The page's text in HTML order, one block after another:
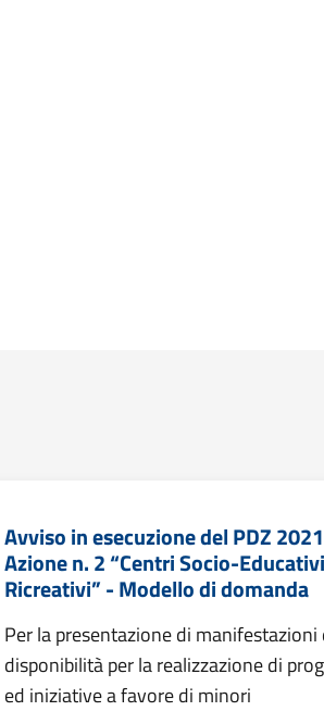
Avviso in esecuzione del PDZ
Azione n. 2 “Centri Socio-
Ricreativi” - Modello di domanda
Per la presentazione di manifestazioni
disponibilità per la realizzazione di
ed iniziative a favore di minori